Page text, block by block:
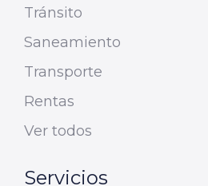
Tránsito
Saneamiento
Transporte
Rentas
Ver todos
Servicios